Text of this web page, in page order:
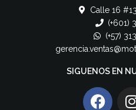
Calle 16
(+601)
(+57)
SIGUENOS EN